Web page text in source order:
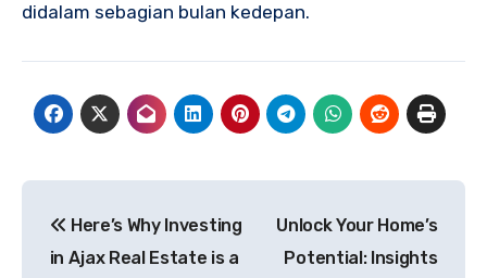
didalam sebagian bulan kedepan.
navigation
Here’s Why Investing
in Ajax Real Estate is a
Unlock Your Home’s
Potential: Insights